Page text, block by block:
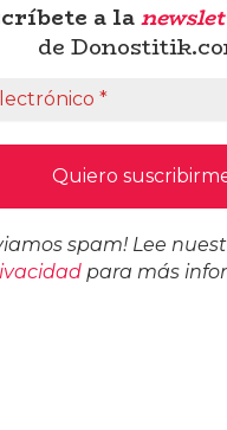
a la
de
spam! Lee
para más